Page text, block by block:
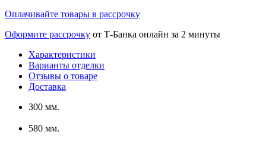
Оплачивайте товары в рассрочку
Оформите рассрочку от Т-Банка онлайн за 2 минуты
Характеристики
Варианты отделки
Отзывы о товаре
Доставка
300 мм.
580 мм.